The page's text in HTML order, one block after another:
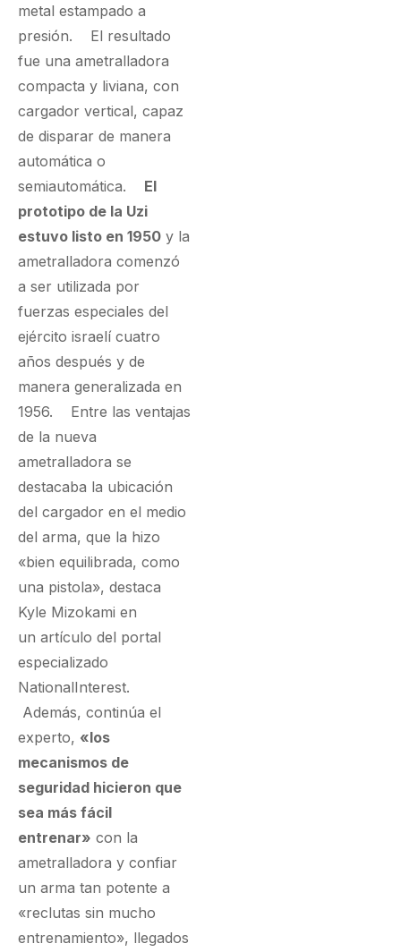
metal estampado a
presión. El resultado
fue una ametralladora
compacta y liviana, con
cargador vertical, capaz
de disparar de manera
automática o
semiautomática. El
prototipo de la Uzi
estuvo listo en 1950 y la
ametralladora comenzó
a ser utilizada por
fuerzas especiales del
ejército israelí cuatro
años después y de
manera generalizada en
1956. Entre las ventajas
de la nueva
ametralladora se
destacaba la ubicación
del cargador en el medio
del arma, que la hizo
«bien equilibrada, como
una pistola», destaca
Kyle Mizokami en
un artículo del portal
especializado
NationalInterest.
Además, continúa el
experto, «los
mecanismos de
seguridad hicieron que
sea más fácil
entrenar» con la
ametralladora y confiar
un arma tan potente a
«reclutas sin mucho
entrenamiento», llegados